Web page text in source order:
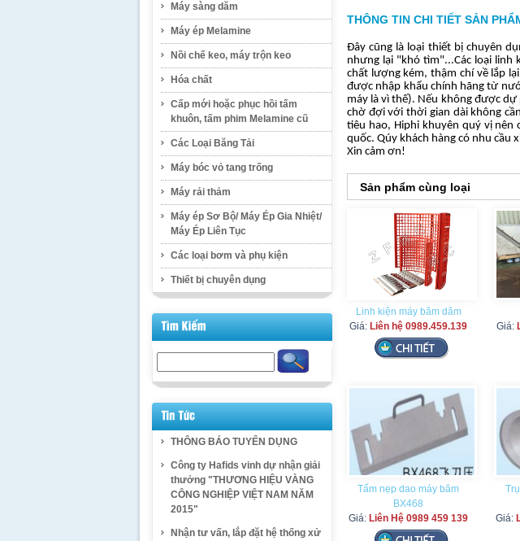
Máy sàng dăm
Máy ép Melamine
Nồi chế keo, máy trộn keo
Hóa chất
Cấp mới hoặc phục hồi tấm
khuôn, tấm phim Melamine cũ
Các Loại Băng Tải
Máy bóc vỏ tang trống
Máy rải thảm
Máy ép Sơ Bộ/ Máy Ép Gia Nhiệt/
Máy Ép Liên Tục
Các loại bơm và phụ kiện
Thiết bị chuyên dụng
THÔNG BÁO TUYỂN DỤNG
Công ty Hafids vinh dự nhận giải
thưởng "THƯƠNG HIỆU VÀNG
CÔNG NGHIỆP VIỆT NAM NĂM
2015"
Nhận tư vấn, lắp đặt hệ thống xử
THÔNG TIN CHI TIẾT SẢN
Đây cũng là loại thiết bị chuyên
nhưng lại "khó tìm"...Các loại linh
chất lượng kém, thậm chí về lắp
được nhập khẩu chính hãng từ
máy là vì thế). Nếu không được
chờ đợi với thời gian dài không
tiêu hao, Hiphi khuyên quý vị nên
quốc. Qúy khách hàng có nhu cầu
Xin cảm ơn!
Sản phẩm cùng loại
Linh kiện máy băm dăm
Giá: Liên hệ 0989.459.139
Giá:
Tấm nẹp dao máy băm
BX468
Giá: Liên Hệ 0989 459 139
Giá: